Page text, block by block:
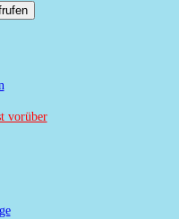
vorüber